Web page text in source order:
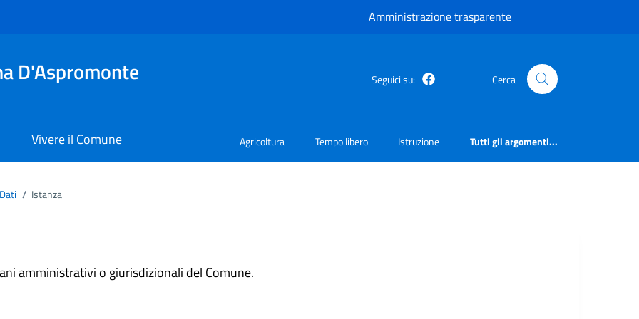
Amministrazione trasparente
D'Aspromonte Seguici su: Facebook Cerca
Vivere il Comune Agricoltura Tempo libero Istruzione Tutti gli argomenti...
/ Istanza
amministrativi o giurisdizionali del Comune.